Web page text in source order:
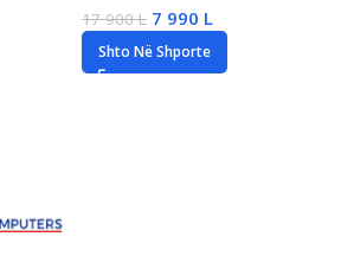
17 900L 7 990 L
Shto Në Shporte